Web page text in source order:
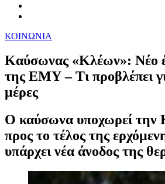
ΚΟΙΝΩΝΙΑ
Καύσωνας «Κλέων»: Νέο
της ΕΜΥ – Τι προβλέπει
μέρες
Ο καύσωνα υποχωρεί την
προς το τέλος της
υπάρχει νέα άνοδος της